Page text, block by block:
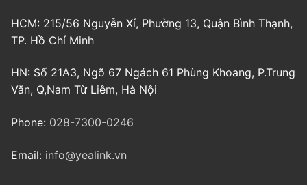
HCM: 215/56 Nguyễn Xí, Phường 13, Quận Bình Thạnh,
TP. Hồ Chí Minh
HN: Số 21A3, Ngõ 67 Ngách 61 Phùng Khoang, P.Trung
Văn, Q,Nam Từ Liêm, Hà Nội
Phone: 028-7300-0246
Email: info@yealink.vn